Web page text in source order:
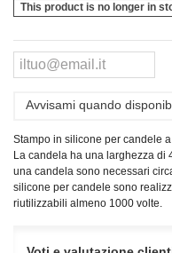
This product is no longer in
Avvisami quando
Stampo in silicone per candele
La candela ha una larghezza di
una candela sono necessari
silicone per candele sono
riutilizzabili almeno 1000 volte.